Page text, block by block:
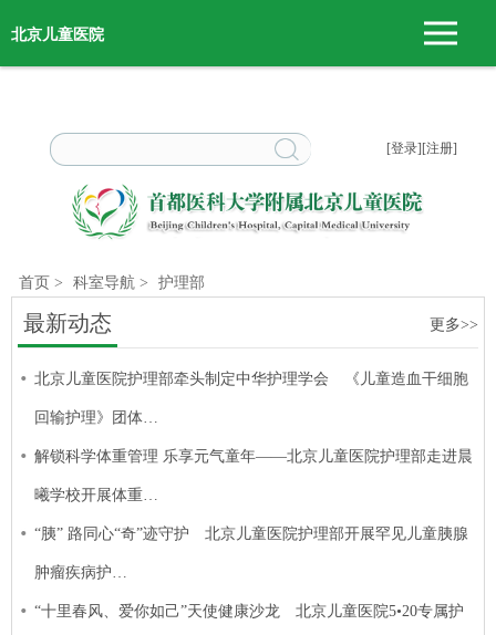
北京儿童医院
[登录] [注册]
首页 > 科室导航 > 护理部
更多>>
最新动态
北京儿童医院护理部牵头制定中华护理学会 《儿童造血干细胞
回输护理》团体…
解锁科学体重管理 乐享元气童年——北京儿童医院护理部走进晨
曦学校开展体重…
“胰” 路同心“奇”迹守护 北京儿童医院护理部开展罕见儿童胰腺
肿瘤疾病护…
“十里春风、爱你如己”天使健康沙龙 北京儿童医院5•20专属护